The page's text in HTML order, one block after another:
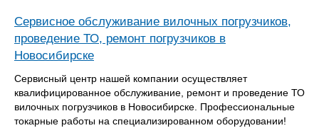
Сервисное обслуживание вилочных погрузчиков,
проведение ТО, ремонт погрузчиков в
Новосибирске
Сервисный центр нашей компании осуществляет
квалифицированное обслуживание, ремонт и проведение ТО
вилочных погрузчиков в Новосибирске. Профессиональные
токарные работы на специализированном оборудовании!